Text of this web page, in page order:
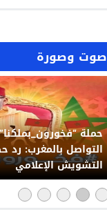
صوت وصورة
حملة
التواصل بالمغرب:
التشويش الإعلامي